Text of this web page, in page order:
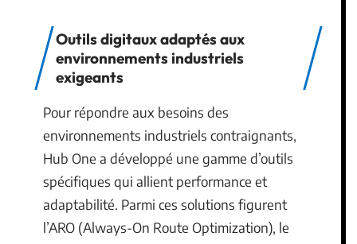
Outils digitaux adaptés aux
environnements industriels
exigeants
Pour répondre aux besoins des
environnements industriels contraignants,
Hub One a développé une gamme d’outils
spécifiques qui allient performance et
adaptabilité. Parmi ces solutions figurent
l’ARO (Always-On Route Optimization), le